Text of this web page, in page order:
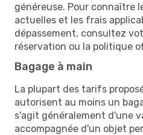
généreuse. Pour connaître
actuelles et les frais
dépassement, consultez
réservation ou la politique
Bagage à main
La plupart des tarifs
autorisent au moins un
s'agit généralement d'une
accompagnée d'un objet